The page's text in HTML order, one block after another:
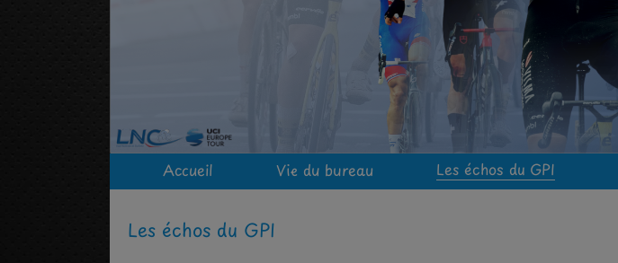
Accueil Vie du bureau Les échos du GPI
Les échos du GPI